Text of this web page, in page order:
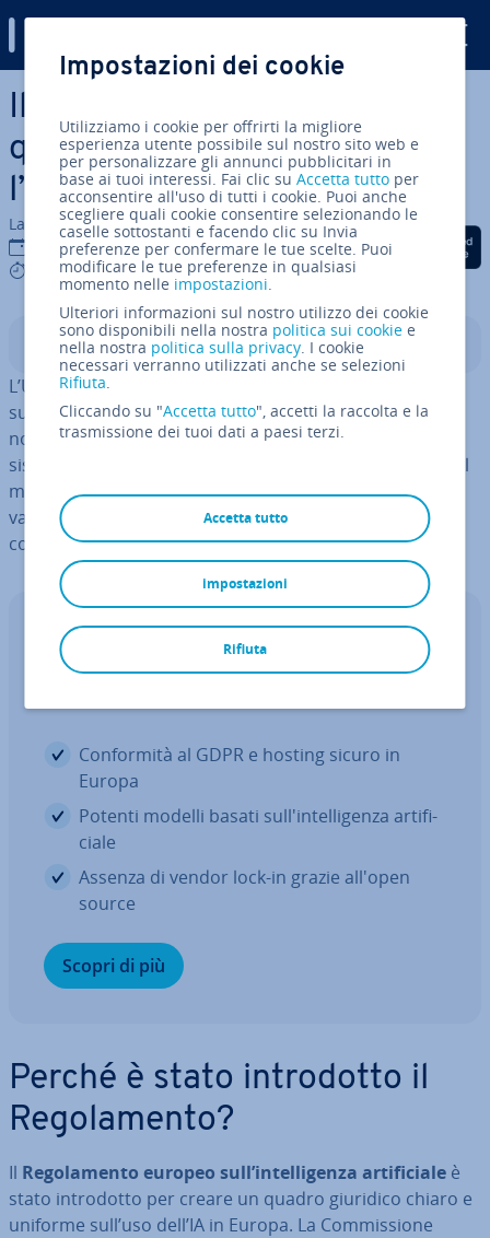
Vai al contenuto prin­ci­pa­le
Il Re­go­la­men­to UE sull’IA: il
quadro giuridico europeo per
l’in­tel­li­gen­za ar­ti­fi­cia­le
La redazione di IONOS
03 nov 2025
9 mins
Condividi via Facebook
Condividi via Twitter
Condividi via
Indice
L’Unione Europea ha adottato nel 2024 il Re­go­la­men­to
sull’
in­tel­li­gen­za ar­ti­fi­cia­le(AI Act) per creare un quadro
normativo uniforme che di­sci­pli­ni sviluppo e utilizzo dei
sistemi di IA. Si tratta della prima normativa completa al
mondo in questo ambito. L’obiettivo è quello di in­cen­ti­
va­re le op­por­tu­ni­tà offerte dall’IA, riducendo al
contempo i po­ten­zia­li rischi.
IONOS CLOUD AI Model Hub
La tua piat­ta­for­ma IA mul­ti­mo­da­le e
Con­for­mi­tà al GDPR e hosting sicuro in
Europa
Potenti modelli basati sul­l'in­tel­li­gen­za ar­ti­fi­
cia­le
Assenza di vendor lock-in grazie all'open
source
Scopri di più
Perché è stato in­tro­dot­to il
Re­go­la­men­to?
Il Re­go­la­men­to europeo sull’in­tel­li­gen­za ar­ti­fi­cia­le è
stato in­tro­dot­to per creare un quadro giuridico chiaro e
uniforme sull’uso dell’IA in Europa. La Com­mis­sio­ne
Impostazioni dei cookie
Utilizziamo i cookie per offrirti la migliore
esperienza utente possibile sul nostro sito web e
per personalizzare gli annunci pubblicitari in
base ai tuoi interessi. Fai clic suAccetta tutto per
acconsentire all'uso di tutti i cookie. Puoi anche
scegliere quali cookie consentire selezionando le
caselle sottostanti e facendo clic su Invia
preferenze per confermare le tue scelte. Puoi
modificare le tue preferenze in qualsiasi
momento nelle impostazioni.
Ulteriori informazioni sul nostro utilizzo dei cookie
sono disponibili nella nostra politica sui cookie e
nella nostra politica sulla privacy. I cookie
necessari verranno utilizzati anche se selezioni
Rifiuta.
Cliccando su "Accetta tutto", accetti la raccolta e la
trasmissione dei tuoi dati a paesi terzi.
Accetta tutto
Rifiuta
impostazioni